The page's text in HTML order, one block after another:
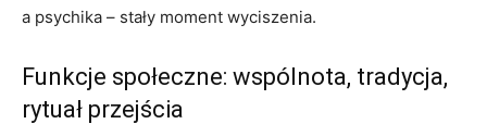
a psychika – stały moment wyciszenia.
Funkcje społeczne: wspólnota, tradycja,
rytuał przejścia